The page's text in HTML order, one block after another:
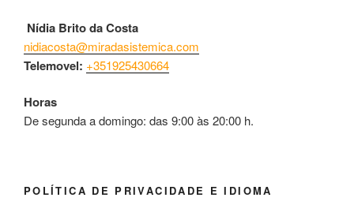
Nídia Brito da Costa
nidiacosta@miradasistemica.com
Telemovel: +351925430664
Horas
De segunda a domingo: das 9:00 às 20:00 h.
POLÍTICA DE PRIVACIDADE E IDIOMA